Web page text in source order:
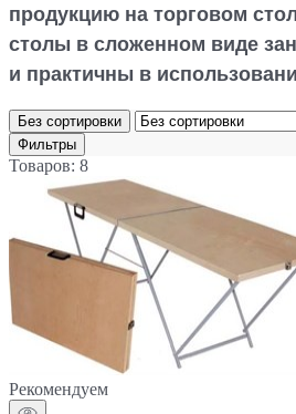
продукцию на торговом
столы в сложенном виде
и практичны в
Без сортировки
Фильтры
Товаров: 8
Рекомендуем